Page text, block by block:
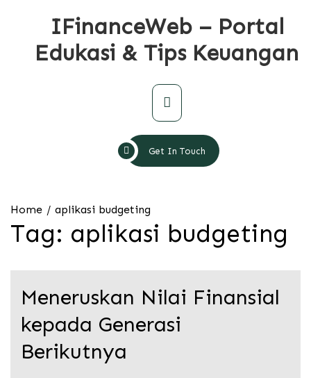
IFinanceWeb – Portal
Edukasi & Tips Keuangan
Primary
Menu
Get In Touch
Home aplikasi budgeting
Tag: aplikasi budgeting
Meneruskan Nilai Finansial
kepada Generasi
Berikutnya